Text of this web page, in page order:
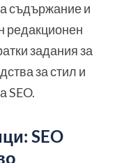
съдържание и
редакционен
задания за
за стил и
SEO.
SEO